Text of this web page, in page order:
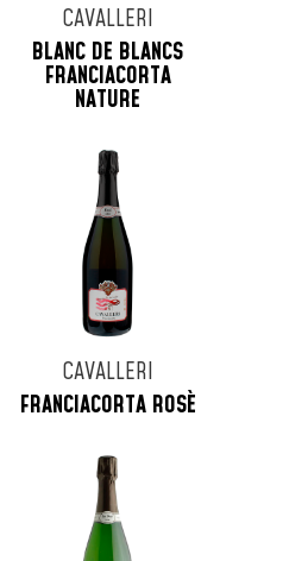
CAVALLERI
BLANC DE BLANCS
FRANCIACORTA
NATURE
CAVALLERI
FRANCIACORTA ROSÈ